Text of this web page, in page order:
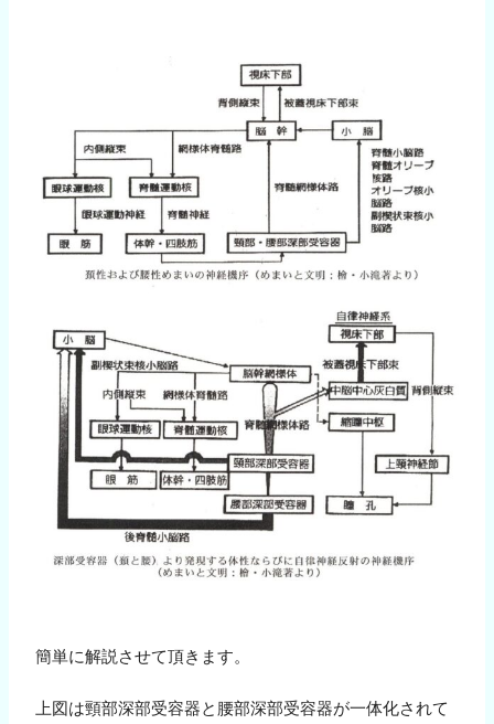
簡単に解説させて頂きます。
上図は頸部深部受容器と腰部深部受容器が一体化されて